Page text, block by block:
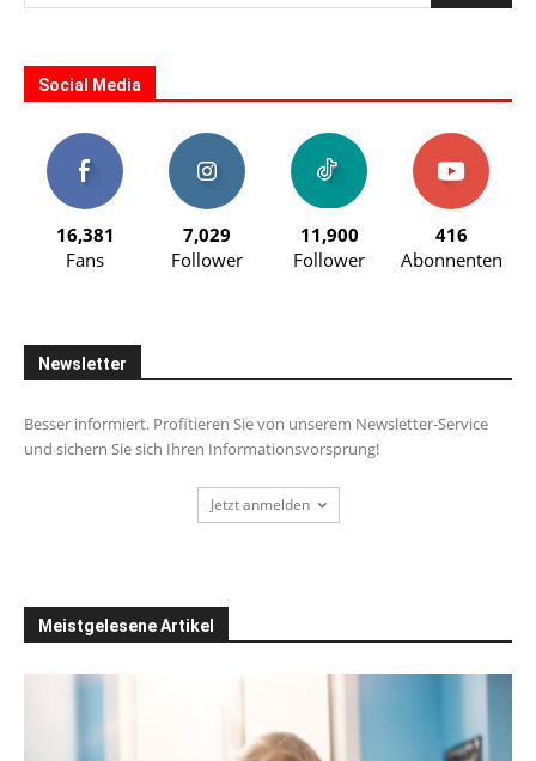
Social Media
16,381
Fans
7,029
Follower
11,900
Follower
416
Abonnenten
Newsletter
Besser informiert. Profitieren Sie von unserem Newsletter-Service
und sichern Sie sich Ihren Informationsvorsprung!
Jetzt anmelden
Meistgelesene Artikel